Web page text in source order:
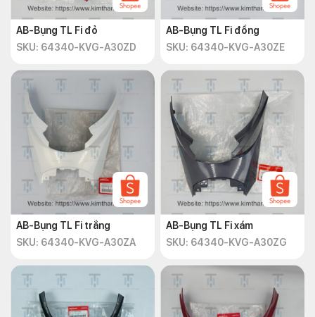
AB-Bụng TL Fi đỏ
SKU: 64340-KVG-A30ZD
AB-Bụng TL Fi đồng
SKU: 64340-KVG-A30ZE
AB-Bụng TL Fi trắng
SKU: 64340-KVG-A30ZA
AB-Bụng TL Fi xám
SKU: 64340-KVG-A30ZG